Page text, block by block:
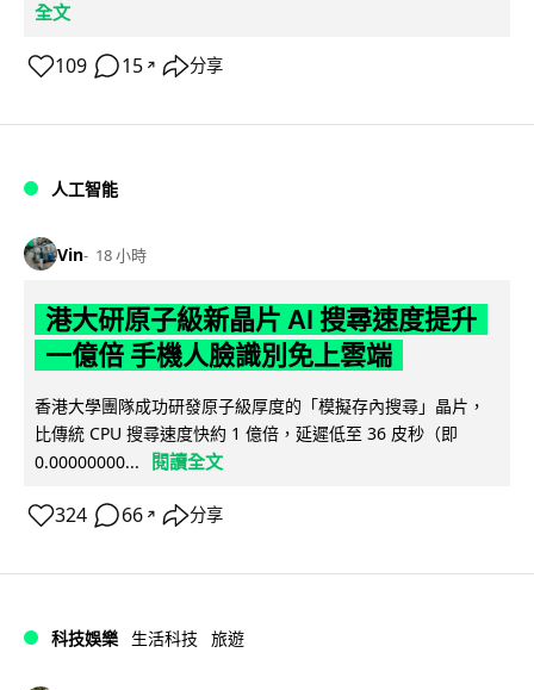
全文
109 15 ↗ 分享
人工智能
Vin 18 小時
港大研原子級新晶片 AI 搜尋速度提升
一億倍 手機人臉識別免上雲端
香港大學團隊成功研發原子級厚度的「模擬存內搜尋」晶片，
比傳統 CPU 搜尋速度快約 1 億倍，延遲低至 36 皮秒（即
0.00000000...
閱讀全文
324 66 ↗ 分享
科技娛樂 生活科技 旅遊